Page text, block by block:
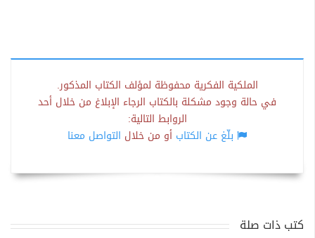
الملكية الفكرية محفوظة لمؤلف الكتاب المذكور.
في حالة وجود مشكلة بالكتاب الرجاء الإبلاغ من خلال أحد
الروابط التالية:
بلّغ عن الكتاب أو من خلال التواصل معنا
كتب ذات صلة